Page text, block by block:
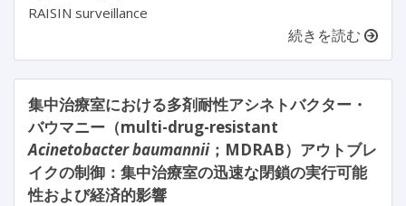
RAISIN surveillance
続きを読む
集中治療室における多剤耐性アシネトバクター・
バウマニー（multi-drug-resistant
Acinetobacter baumannii；MDRAB）アウトブレ
イクの制御：集中治療室の迅速な閉鎖の実行可能
性および経済的影響